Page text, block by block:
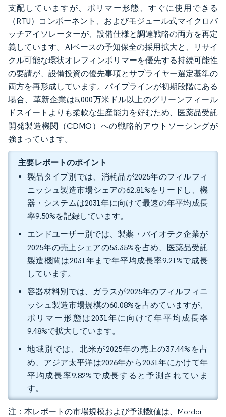
支配していますが、ポリマー形態、すぐに使用できる
（RTU）コンポーネント、およびモジュール式マイクロバ
ッチアイソレーターが、設備仕様と調達戦略の両方を再定
義しています。AIベースの予知保全の採用拡大と、リサイ
クル可能な環状オレフィンポリマーを優先する持続可能性
の要請が、設備投資の優先事項とサプライヤー選定基準の
両方を再形成しています。パイプラインが初期段階にある
場合、革新企業は5,000万米ドル以上のグリーンフィール
ドスイートよりも柔軟な生産能力を好むため、医薬品受託
開発製造機関（CDMO）への戦略的アウトソーシングが
強まっています。
主要レポートのポイント
製品タイプ別では、消耗品が2025年のフィルフィ
ニッシュ製造市場シェアの62.81%をリードし、機
器・システムは2031年に向けて最速の年平均成長
率9.50%を記録しています。
エンドユーザー別では、製薬・バイオテク企業が
2025年の売上シェアの53.35%を占め、医薬品受託
製造機関は2031年まで年平均成長率9.21%で成長
しています。
容器材料別では、ガラスが2025年のフィルフィニ
ッシュ製造市場規模の60.08%を占めていますが、
ポリマー形態は2031年に向けて年平均成長率
9.48%で拡大しています。
地域別では、北米が2025年の売上の37.44%を占
め、アジア太平洋は2026年から2031年にかけて年
平均成長率9.82%で成長すると予測されていま
す。
注：本レポートの市場規模および予測数値は、Mordor